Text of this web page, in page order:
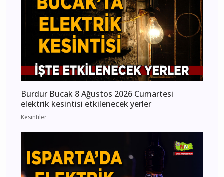
Burdur Bucak 8 Ağustos 2026 Cumartesi
elektrik kesintisi etkilenecek yerler
Kesintiler